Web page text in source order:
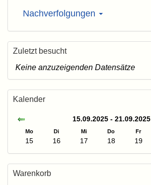
Nachverfolgungen
Zuletzt besucht
Keine anzuzeigenden Datensätze
Kalender
15.09.2025 - 21.09.2025
Mo Di Mi Do Fr
15 16 17 18 19
Warenkorb